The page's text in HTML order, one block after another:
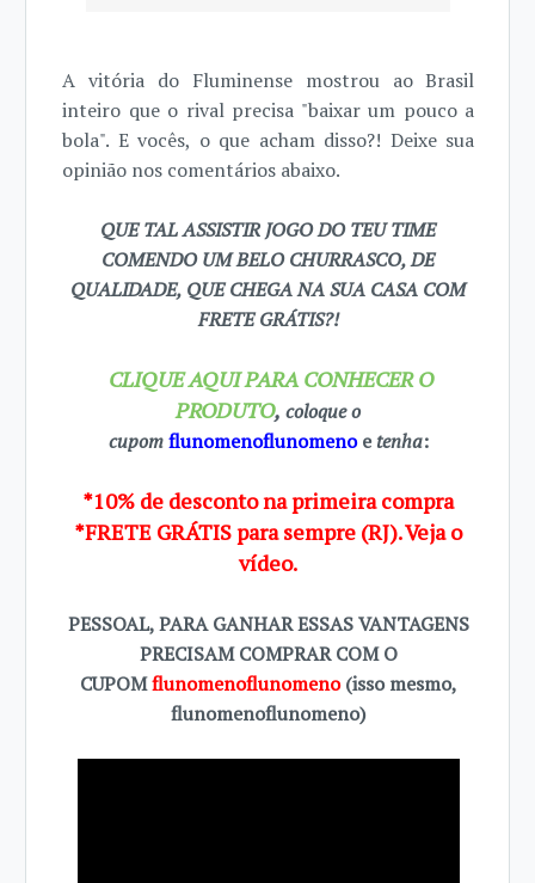
A vitória do Fluminense mostrou ao Brasil
inteiro que o rival precisa "baixar um pouco a
bola". E vocês, o que acham disso?! Deixe sua
opinião nos comentários abaixo.
QUE TAL ASSISTIR JOGO DO TEU TIME
COMENDO UM BELO CHURRASCO, DE
QUALIDADE, QUE CHEGA NA SUA CASA COM
FRETE GRÁTIS?!
CLIQUE AQUI PARA CONHECER O
PRODUTO, coloque o
cupomflunomenoflunomenoe tenha:
*10% de desconto na primeira compra
*FRETE GRÁTIS para sempre (RJ). Veja o
vídeo.
PESSOAL, PARA GANHAR ESSAS VANTAGENS
PRECISAM COMPRAR COM O
CUPOMflunomenoflunomeno(isso mesmo,
flunomenoflunomeno)